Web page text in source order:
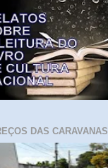
DAS CARAVANAS